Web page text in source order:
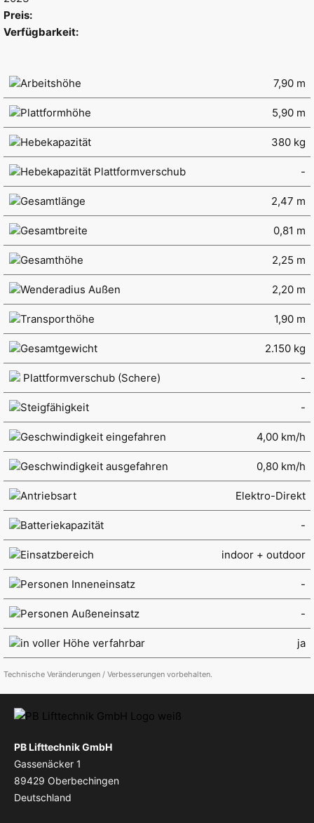
Preis:
Verfügbarkeit:
Arbeitshöhe 7,90 m
Plattformhöhe 5,90 m
Hebekapazität 380 kg
Hebekapazität Plattformverschub -
Gesamtlänge 2,47 m
Gesamtbreite 0,81 m
Gesamthöhe 2,25 m
Wenderadius Außen 2,20 m
Transporthöhe 1,90 m
Gesamtgewicht 2.150 kg
Plattformverschub (Schere) -
Steigfähigkeit -
Geschwindigkeit eingefahren 4,00 km/h
Geschwindigkeit ausgefahren 0,80 km/h
Antriebsart Elektro-Direkt
Batteriekapazität -
Einsatzbereich indoor + outdoor
Personen Inneneinsatz -
Personen Außeneinsatz -
in voller Höhe verfahrbar ja
Technische Veränderungen / Verbesserungen vorbehalten.
PB Lifttechnik GmbH
Gassenäcker 1
89429 Oberbechingen
Deutschland